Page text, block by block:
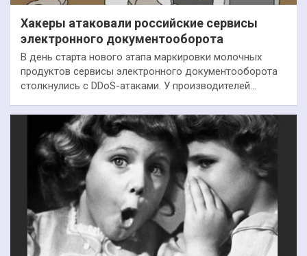
Хакеры атаковали российские сервисы
электронного документооборота
В день старта нового этапа маркировки молочных
продуктов сервисы электронного документооборота
столкнулись с DDoS-атаками. У производителей…